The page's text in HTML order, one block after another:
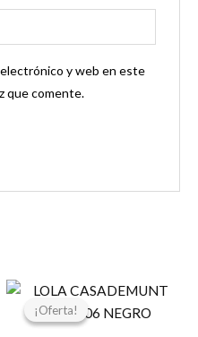
y web en este
que comente.
¡Oferta!
¡Oferta!
El
original
El
actual